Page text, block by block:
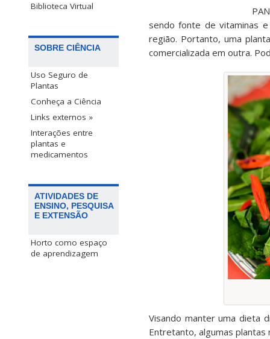
Biblioteca Virtual
SOBRE CIÊNCIA
Uso Seguro de
Plantas
Conheça a Ciência
Links externos »
Interações entre
plantas e
medicamentos
ATIVIDADES DE
ENSINO, PESQUISA
E EXTENSÃO
Horto como espaço
de aprendizagem
sendo fonte de vitaminas e
região. Portanto, uma
comercializada em outra.
Visando manter uma dieta
Entretanto, algumas plantas